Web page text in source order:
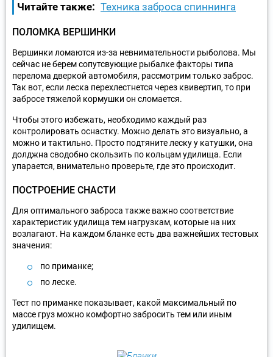
Читайте также: Техника заброса спиннинга
ПОЛОМКА ВЕРШИНКИ
Вершинки ломаются из-за невнимательности рыболова. Мы
сейчас не берем сопутсвующие рыбалке факторы типа
перелома дверкой автомобиля, рассмотрим только заброс.
Так вот, если леска перехлестнется через квивертип, то при
забросе тяжелой кормушки он сломается.
Чтобы этого избежать, необходимо каждый раз
контролировать оснастку. Можно делать это визуально, а
можно и тактильно. Просто подтяните леску у катушки, она
долджна сводобно скользить по кольцам удилища. Если
упарается, внимательно проверьте, где это происходит.
ПОСТРОЕНИЕ СНАСТИ
Для оптимального заброса также важно соответствие
характеристик удилища тем нагрузкам, которые на них
возлагают. На каждом бланке есть два важнейших тестовых
значения:
по приманке;
по леске.
Тест по приманке показывает, какой максимальный по
массе груз можно комфортно забросить тем или иным
удилищем.